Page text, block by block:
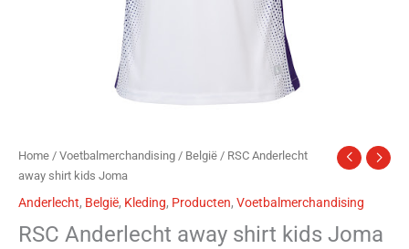
Home / Voetbalmerchandising / België / RSC Anderlecht
away shirt kids Joma
Anderlecht, België, Kleding, Producten, Voetbalmerchandising
RSC Anderlecht away shirt kids Joma